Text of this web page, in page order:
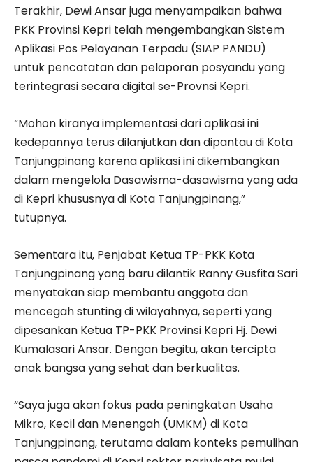
Terakhir, Dewi Ansar juga menyampaikan bahwa
PKK Provinsi Kepri telah mengembangkan Sistem
Aplikasi Pos Pelayanan Terpadu (SIAP PANDU)
untuk pencatatan dan pelaporan posyandu yang
terintegrasi secara digital se-Provnsi Kepri.
“Mohon kiranya implementasi dari aplikasi ini
kedepannya terus dilanjutkan dan dipantau di Kota
Tanjungpinang karena aplikasi ini dikembangkan
dalam mengelola Dasawisma-dasawisma yang ada
di Kepri khususnya di Kota Tanjungpinang,”
tutupnya.
Sementara itu, Penjabat Ketua TP-PKK Kota
Tanjungpinang yang baru dilantik Ranny Gusfita Sari
menyatakan siap membantu anggota dan
mencegah stunting di wilayahnya, seperti yang
dipesankan Ketua TP-PKK Provinsi Kepri Hj. Dewi
Kumalasari Ansar. Dengan begitu, akan tercipta
anak bangsa yang sehat dan berkualitas.
“Saya juga akan fokus pada peningkatan Usaha
Mikro, Kecil dan Menengah (UMKM) di Kota
Tanjungpinang, terutama dalam konteks pemulihan